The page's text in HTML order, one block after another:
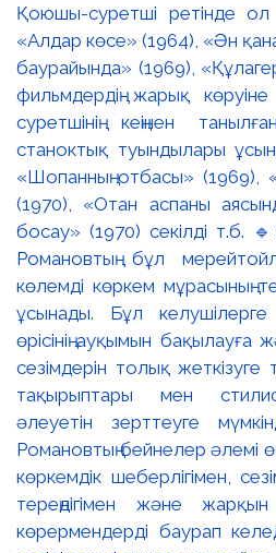
Қоюшы-суретші ретінде
«Алдар көсе» (1964), «Ән
баурайында» (1969),
фильмдердің жарық
суретшінің кеңінен
станоктық туындылары
«Шопанның отбасы» (1969),
(1970), «Отан аспаны
босау» (1970) секілді т.б.
Романовтың бұл
көлемді көркем мұрасының
ұсынады. Бұл
өрісінің ауқымын
сезімдерін толық
тақырыптары мен
әлеуетін зерттеуге
Романовтың бейнелер әлемі
көркемдік шеберлігімен,
тереңдігімен және
көрермендерді баурап